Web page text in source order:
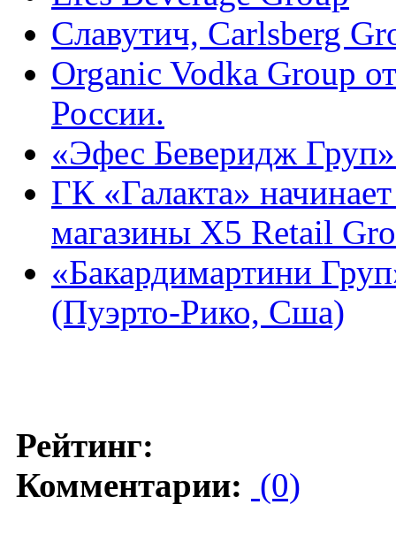
Славутич, Carlsberg
Organic Vodka Group
России.
«Эфес Беверидж
ГК «Галакта»
магазины X5 Retail
«Бакардимартини
(Пуэрто-Рико, Сша)
Рейтинг:
Комментарии: (0)